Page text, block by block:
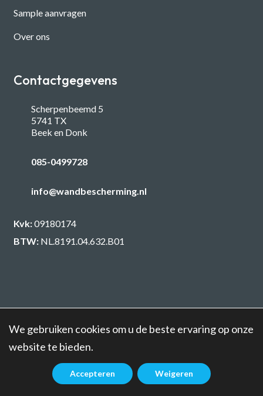
Sample aanvragen
Over ons
Contactgegevens
Scherpenbeemd 5
5741 TX
Beek en Donk
085-0499728
info@wandbescherming.nl
Kvk:09180174
BTW: NL.8191.04.632.B01
Algemene Voorwaarden Privacy Statement
We gebruiken cookies om u de beste ervaring op onze
website te bieden.
Accepteren Weigeren